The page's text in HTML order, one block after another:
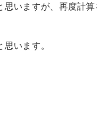
いますが、再度計
います。